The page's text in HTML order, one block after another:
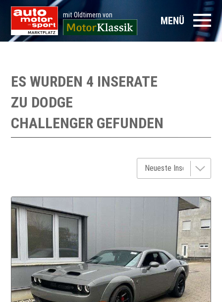
mit Oldtimern von MENÜ
ES WURDEN 4 INSERATE
ZU DODGE
CHALLENGER GEFUNDEN